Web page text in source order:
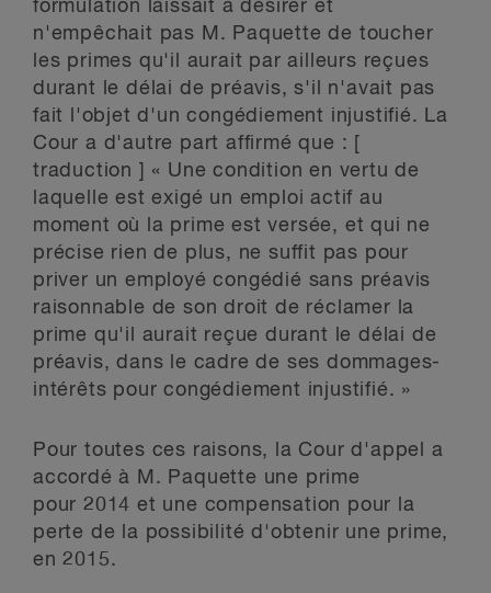
formulation laissait à désirer et
n'empêchait pas M. Paquette de toucher
les primes qu'il aurait par ailleurs reçues
durant le délai de préavis, s'il n'avait pas
fait l'objet d'un congédiement injustifié. La
Cour a d'autre part affirmé que : [
traduction ] « Une condition en vertu de
laquelle est exigé un emploi actif au
moment où la prime est versée, et qui ne
précise rien de plus, ne suffit pas pour
priver un employé congédié sans préavis
raisonnable de son droit de réclamer la
prime qu'il aurait reçue durant le délai de
préavis, dans le cadre de ses dommages-
intérêts pour congédiement injustifié. »
Pour toutes ces raisons, la Cour d'appel a
accordé à M. Paquette une prime
pour 2014 et une compensation pour la
perte de la possibilité d'obtenir une prime,
en 2015.